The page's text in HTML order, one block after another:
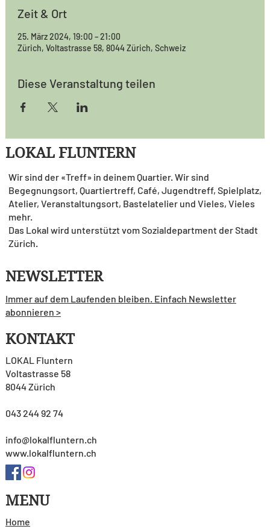
Zeit & Ort
25. März 2024, 19:00 – 21:00
Zürich, Voltastrasse 58, 8044 Zürich, Schweiz
Diese Veranstaltung teilen
MENU
Home
KONTAKT
LOKAL Fluntern
Voltastrasse 58
8044 Zürich
043 244 92 74
info@lokalfluntern.ch
www.lokalfluntern.ch
LOKAL FLUNTERN
Wir sind der «Treff» in deinem Quartier. Wir sind
Begegnungsort, Quartiertreff, Café, Jugendtreff, Spielplatz,
Atelier, Veranstaltungsort, Bastelatelier und Vieles, Vieles
mehr.
Das Lokal wird unterstützt vom Sozialdepartment der Stadt
Zürich.
NEWSLETTER
Immer auf dem Laufenden bleiben. Einfach Newsletter
abonnieren >